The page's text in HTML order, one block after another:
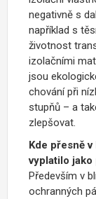
negativně s
například s
životnost
izolačními
jsou
chování při
stupňů – a
zlepšovat.
Kde přesně
vyplatilo jako
Především v
ochranných